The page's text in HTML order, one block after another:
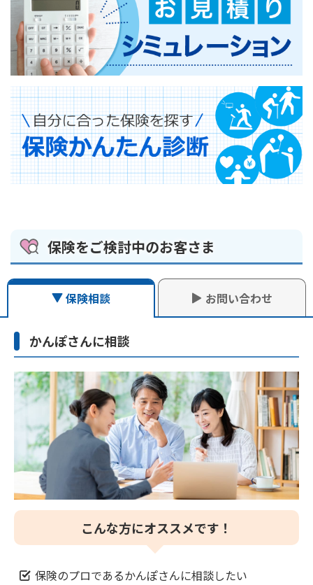
照会内容 マイページ
Webサ
保険金請求
Webサービス
オ
保
保険の仕組み・
商品説明
ご相談
横スクロールできます
スクロールできます
契約の状態によってはお手続きできない場合がございます。
オンライン保険相談でお問い合わせの方
▲：お手続きが可能です。（※）
■：お手続きに必要な書類が取り寄せできます。（※）
Webサ
保険金請求
Webサービス
オ
保
認
★
短縮）
の変更
★▲
指定・変更
★▲
登録家族の登
録・変更
★▲
保険料払込月数
の変更（口座払
込契約）
★▲
★▲
認・変更
★
横スクロールできます
★：個別のご契約および一般的なお問い合わせができます。
●：一般的な（個別のご契約以外）お問い合わせができます。
▲：お手続きが可能です。（※1）
■：お手続きに必要な書類が取り寄せできます。（※1）
照会内容 マイページ
Webサ
保険金請求
Webサービス
オ
保
入院・手術保険
★▲■
満期保険金・生
請求
★
年金のご請求 ★
上記以外のご請
★
横スクロールできます
スクロールできます
契約の状態によってはお手続きできない場合がございます。
ご請求内容に応じて「インターネットでのご請求」または「郵
送でのご請求（請求書類のお取り寄せ）」ができます。
その他のお手続き
★：個別のご契約および一般的なお問い合わせができます。
●：一般的な（個別のご契約以外）お問い合わせができます。
■：お手続きに必要な書類が取り寄せできます。（※1）
Web
その他のお手続
きに関する照会
★
契約者貸付のご
貸付金の返済
（貸付金と利息
の返済）
★▲
貸付期間の更新
（利息のみ返
済）
★▲
（※2）
解約手続 ★
保険料払込証明
書の再発行およ
★▲
方法の照会
チャット
よくあるご質問に自動でお答えいたします。
解決しなかった場合は、コミュニケ―ターがチャットにて
質問にお答えいたします。
（営業時間：平日 9：00～17：00）
コミュニケーターによるチャット対応を希望
される場合
チャットで質問する
混雑状況によりコミュニケーターにお繋ぎできない場合がありま
お電話
保険をご検討中のお客さま
保険相談 お問い合わせ
かんぽさんに相談
こんな方にオススメです！
保険のプロであるかんぽさんに相談したい